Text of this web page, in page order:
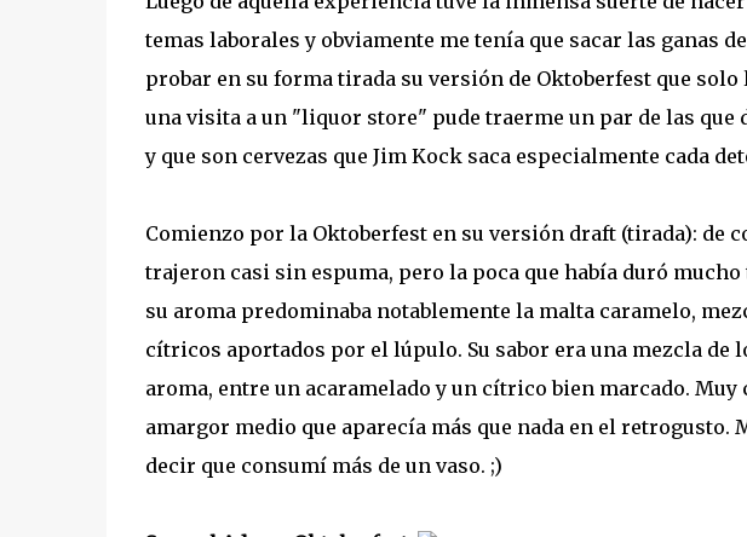
temas laborales y obviamente me tenía que sacar las ganas
probar en su forma tirada su versión de Oktoberfest que
una visita a un "liquor store" pude traerme un par de las
y que son cervezas que Jim Kock saca especialmente cada
Comienzo por la Oktoberfest en su versión draft (tirada): de
trajeron casi sin espuma, pero la poca que había duró mucho
su aroma predominaba notablemente la malta caramelo,
cítricos aportados por el lúpulo. Su sabor era una mezcla de
aroma, entre un acaramelado y un cítrico bien marcado. Muy
amargor medio que aparecía más que nada en el retrogusto.
decir que consumí más de un vaso. ;)